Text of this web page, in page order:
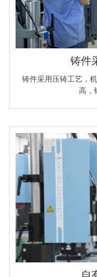
铸件
铸件采用压铸工艺，
高，